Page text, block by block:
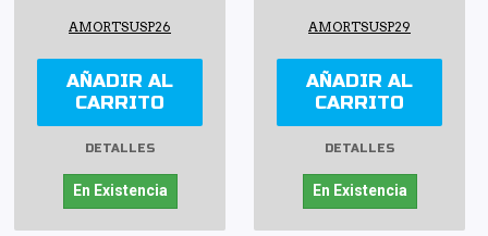
AMORTSUSP26
AÑADIR AL
CARRITO
DETALLES
En Existencia
AMORTSUSP29
AÑADIR AL
CARRITO
DETALLES
En Existencia